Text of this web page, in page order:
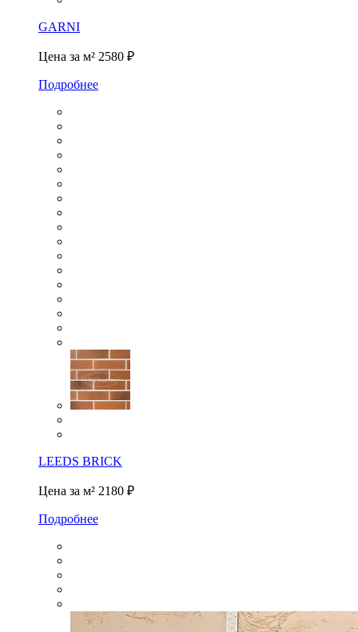
GARNI
Цена за м² 2580 ₽
Подробнее
LEEDS BRICK
Цена за м² 2180 ₽
Подробнее